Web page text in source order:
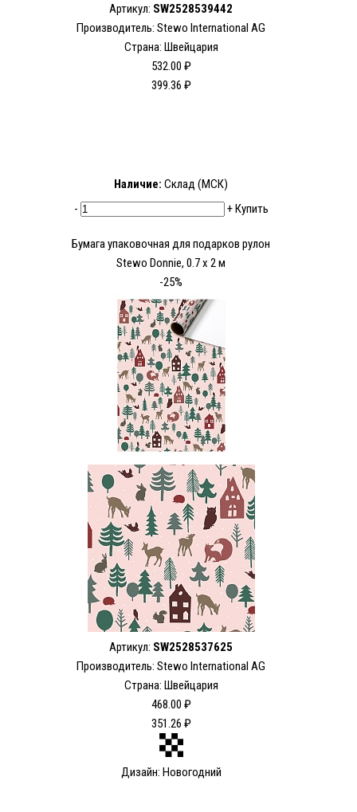
Артикул: SW2528539442
Производитель: Stewo International AG
Страна: Швейцария
532.00 ₽
399.36 ₽
Наличие: Склад (МСК)
-
+Купить
Бумага упаковочная для подарков рулон
Stewo Donnie, 0.7 x 2 м
-25%
Артикул: SW2528537625
Производитель: Stewo International AG
Страна: Швейцария
468.00 ₽
351.26 ₽
Дизайн: Новогодний